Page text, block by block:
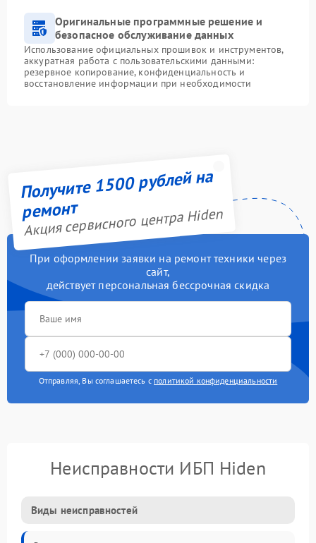
Оригинальные программные решение и
безопасное обслуживание данных
Использование официальных прошивок и инструментов,
аккуратная работа с пользовательскими данными:
резервное копирование, конфиденциальность и
восстановление информации при необходимости
Получите 1500 рублей на
ремонт
Акция сервисного центра Hiden
При оформлении заявки на ремонт техники через
сайт,
действует персональная бессрочная скидка
Отправляя, Вы соглашаетесь с политикой конфиденциальности
Неисправности ИБП Hiden
Виды неисправностей